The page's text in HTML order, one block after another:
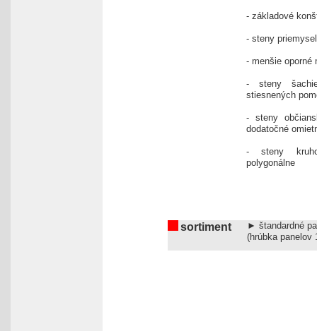
- základové
- steny
- menšie oporné
- steny
stiesnených
- steny
dodatočné
- steny
polygonálne
sortiment
► štandardné
(hrúbka panelov